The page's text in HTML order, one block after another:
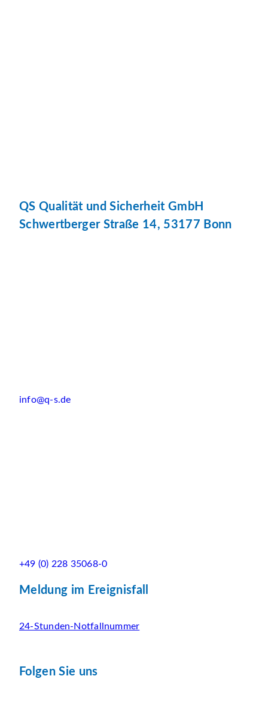
QS Qualität und Sicherheit GmbH
Schwertberger Straße 14, 53177 Bonn
info@q-s.de
+49 (0) 228 35068-0
Meldung im Ereignisfall
24-Stunden-Notfallnummer
Folgen Sie uns